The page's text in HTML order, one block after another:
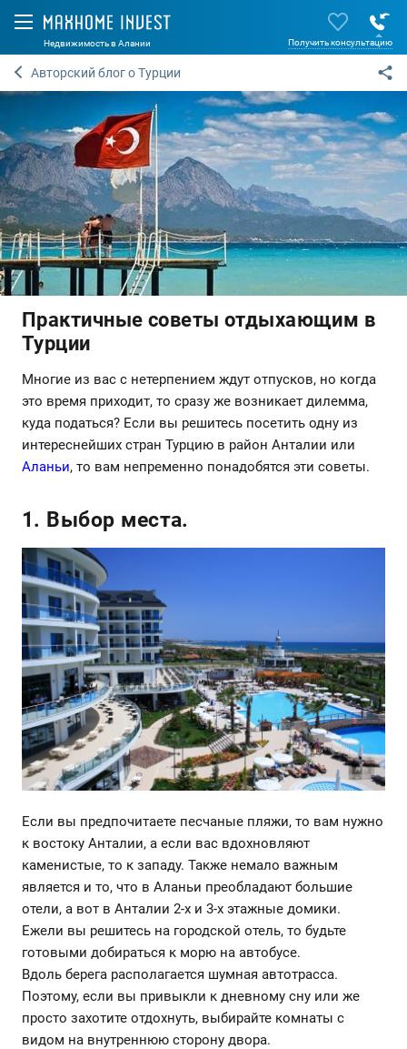
Недвижимость в Алании Получить консультацию
Авторский блог о Турции
Практичные советы отдыхающим в
Турции
Многие из вас с нетерпением ждут отпусков, но когда
это время приходит, то сразу же возникает дилемма,
куда податься? Если вы решитесь посетить одну из
интереснейших стран Турцию в район Анталии или
Аланьи, то вам непременно понадобятся эти советы.
1. Выбор места.
Если вы предпочитаете песчаные пляжи, то вам нужно
к востоку Анталии, а если вас вдохновляют
каменистые, то к западу. Также немало важным
является и то, что в Аланьи преобладают большие
отели, а вот в Анталии 2-х и 3-х этажные домики.
Ежели вы решитесь на городской отель, то будьте
готовыми добираться к морю на автобусе.
Вдоль берега располагается шумная автотрасса.
Поэтому, если вы привыкли к дневному сну или же
просто захотите отдохнуть, выбирайте комнаты с
видом на внутреннюю сторону двора.